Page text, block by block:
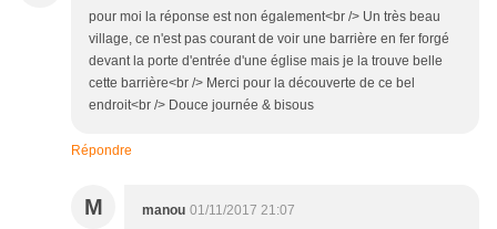
pour moi la réponse est non également<br /> Un très beau
village, ce n'est pas courant de voir une barrière en fer forgé
devant la porte d'entrée d'une église mais je la trouve belle
cette barrière<br /> Merci pour la découverte de ce bel
endroit<br /> Douce journée & bisous
Répondre
M manou 01/11/2017 21:07